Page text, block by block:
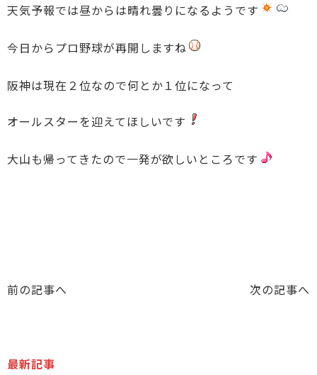
天気予報では昼からは晴れ曇りになるようです
今日からプロ野球が再開しますね
阪神は現在２位なので何とか１位になって
オールスターを迎えてほしいです
大山も帰ってきたので一発が欲しいところです
前の記事へ 次の記事へ
最新記事